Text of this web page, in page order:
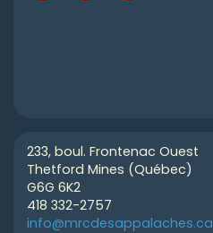
233, boul. Frontenac Ouest
Thetford Mines (Québec)
G6G 6K2
418 332-2757
info@mrcdesappalaches.ca